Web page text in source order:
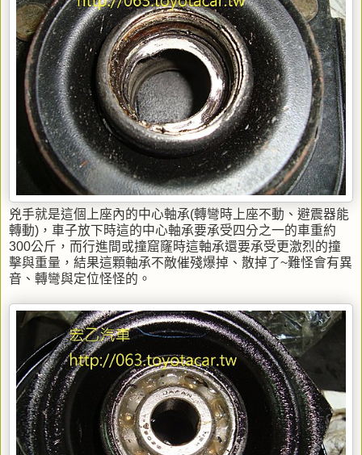
兇手就是這個上座內的中心軸承(轉彎時上座不動、避震器能
轉動)，車子放下時這的中心軸承要承受四分之一的車重約
300公斤，而行進間或撞窟窿時這軸承還要承受更激烈的撞
擊與重量，結果這顆軸承不敵催殘爆掉、散掉了~難怪會有異
音、轉彎與定位怪怪的。